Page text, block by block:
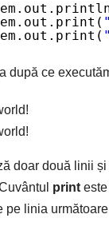
după ce
doar două linii
print
pe linia